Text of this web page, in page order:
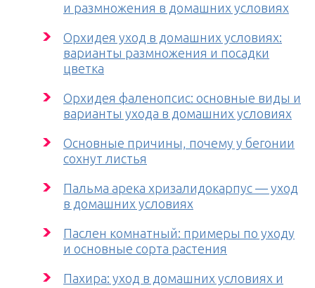
и размножения в домашних условиях
Орхидея уход в домашних условиях:
варианты размножения и посадки
цветка
Орхидея фаленопсис: основные виды и
варианты ухода в домашних условиях
Основные причины, почему у бегонии
сохнут листья
Пальма арека хризалидокарпус — уход
в домашних условиях
Паслен комнатный: примеры по уходу
и основные сорта растения
Пахира: уход в домашних условиях и